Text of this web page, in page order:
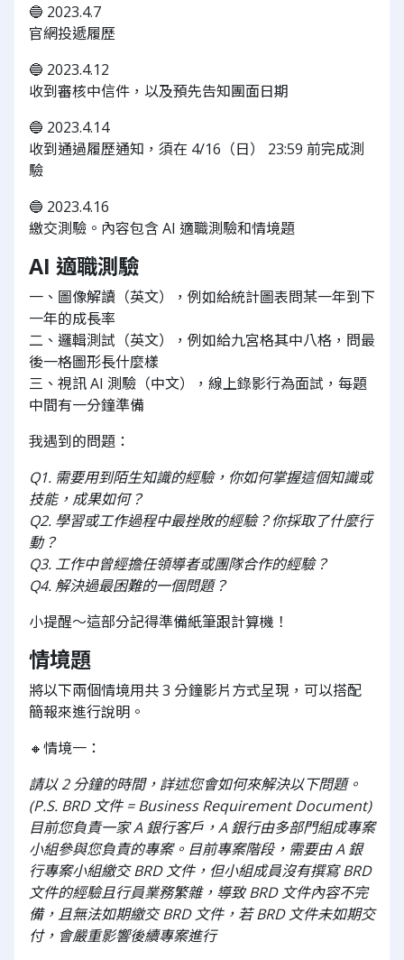
🔵 2023.4.7
官網投遞履歷
🔵 2023.4.12
收到審核中信件，以及預先告知團面日期
🔵 2023.4.14
收到通過履歷通知，須在 4/16（日） 23:59 前完成測
驗
🔵 2023.4.16
繳交測驗。內容包含 AI 適職測驗和情境題
AI 適職測驗
一、圖像解讀（英文），例如給統計圖表問某一年到下
一年的成長率
二、邏輯測試（英文），例如給九宮格其中八格，問最
後一格圖形長什麼樣
三、視訊 AI 測驗（中文），線上錄影行為面試，每題
中間有一分鐘準備
我遇到的問題：
Q1. 需要用到陌生知識的經驗，你如何掌握這個知識或
技能，成果如何？
Q2. 學習或工作過程中最挫敗的經驗？你採取了什麼行
動？
Q3. 工作中曾經擔任領導者或團隊合作的經驗？
Q4. 解決過最困難的一個問題？
小提醒～這部分記得準備紙筆跟計算機！
情境題
將以下兩個情境用共 3 分鐘影片方式呈現，可以搭配
簡報來進行說明。
🔸情境一：
請以 2 分鐘的時間，詳述您會如何來解決以下問題。
(P.S. BRD 文件 = Business Requirement Document)
目前您負責一家 A 銀行客戶，A 銀行由多部門組成專案
小組參與您負責的專案。目前專案階段，需要由 A 銀
行專案小組繳交 BRD 文件，但小組成員沒有撰寫 BRD
文件的經驗且行員業務繁雜，導致 BRD 文件內容不完
備，且無法如期繳交 BRD 文件，若 BRD 文件未如期交
付，會嚴重影響後續專案進行